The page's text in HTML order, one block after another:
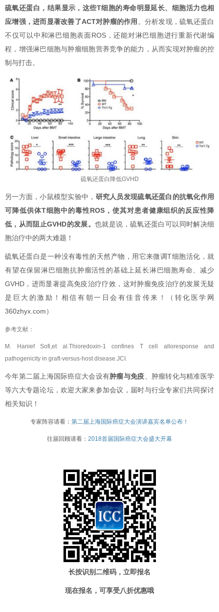
硫氧还蛋白，结果显示，这些T细胞的寿命明显延长、细胞活力也相
应增强，进而显著改善了ACT对肿瘤的作用 。分析发现，硫氧还蛋白
不仅可以中和淋巴细胞表面ROS，还能对淋巴细胞进行重新代谢编
程，增强淋巴细胞与肿瘤细胞营养竞争的能力，从而实现对肿瘤的控
制与打击。
硫氧还蛋白降低GVHD
另一方面，小鼠模型实验中， 研究人员发现硫氧还蛋白的抗氧化作用
可降低供体T细胞中的毒性ROS，使其对患者健康组织的反应性降
低，从而阻止GVHD的发展。也就是说，硫氧还蛋白可以同时解决细
胞治疗中的两大难题！
硫氧还蛋白是一种没有毒性的天然产物，用它来微调T细胞活化，就
有望在保留淋巴细胞抗肿瘤活性的基础上延长淋巴细胞寿命、减少
GVHD，进而显著提高免疫治疗疗效，这对肿瘤免疫治疗的发展无疑
是巨大的激励！相信有朝一日会有佳音传来！（转化医学网
360zhyx.com）
参考文献：
M. Hanief Sofi,et al.Thioredoxin-1 confines T cell alloresponse and
pathogenicity in graft-versus-host disease.JCI.
今年第二届上海国际癌症大会设有肿瘤与免疫 、肿瘤转化与精准医学
等六大专题论坛，欢迎大家来参加会议，届时与行业专家们共同探讨
相关知识！
专家阵容请看： 第二届上海国际癌症大会演讲嘉宾名单公布！
往届回顾请看： 2018首届国际癌症大会盛大开幕
长按识别二维码，立即报名
现在报名，可享受八折优惠哦